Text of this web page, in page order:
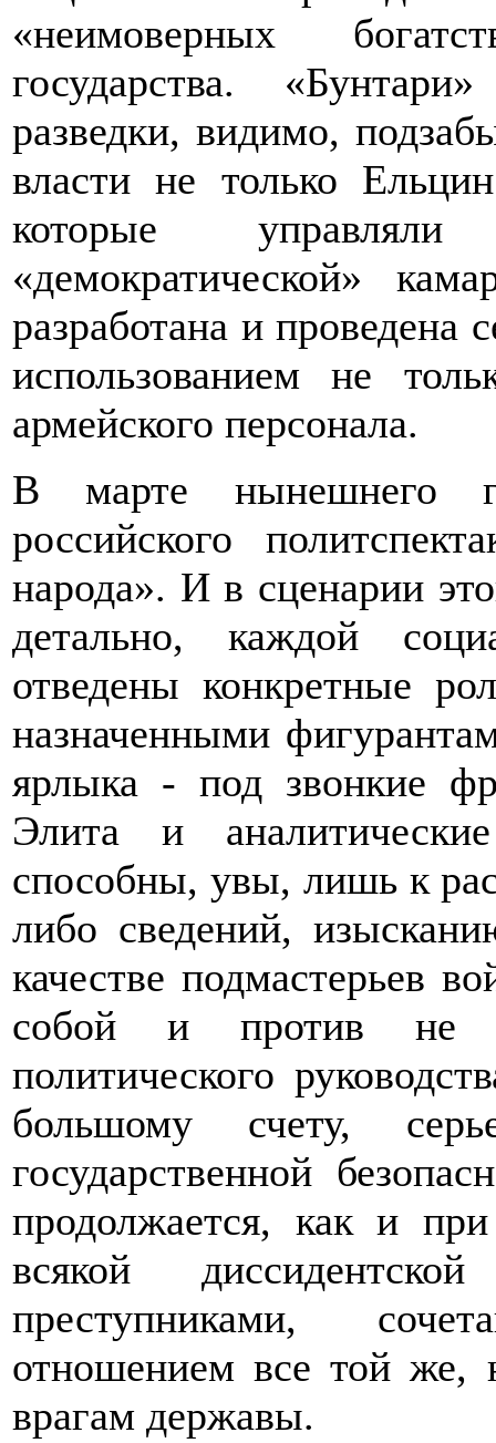
«неимоверных
государства.
разведки, видимо,
власти не только
которые управляли
«демократической»
разработана и проведена
использованием не
армейского персонала.
В марте нынешнего
российского
народа». И в сценарии
детально, каждой
отведены конкретные
назначенными
ярлыка - под звонкие
Элита и
способны, увы, лишь к
либо сведений,
качестве подмастерьев
собой и против не
политического
большому счету,
государственной
продолжается, как и
всякой
преступниками,
отношением все той же,
врагам державы.